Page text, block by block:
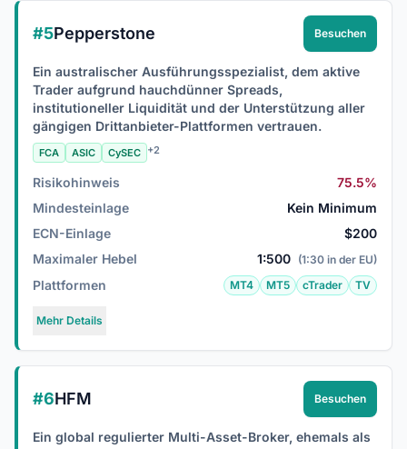
#5Pepperstone Besuchen
Ein australischer Ausführungsspezialist, dem aktive
Trader aufgrund hauchdünner Spreads,
institutioneller Liquidität und der Unterstützung aller
gängigen Drittanbieter-Plattformen vertrauen.
FCA ASIC CySEC +2
Risikohinweis
75.5%
Mindesteinlage
Kein Minimum
ECN-Einlage
$200
Maximaler Hebel
1:500 (1:30 in der EU)
Plattformen MT4 MT5 cTrader TV
Mehr Details
#6HFM Besuchen
Ein global regulierter Multi-Asset-Broker, ehemals als